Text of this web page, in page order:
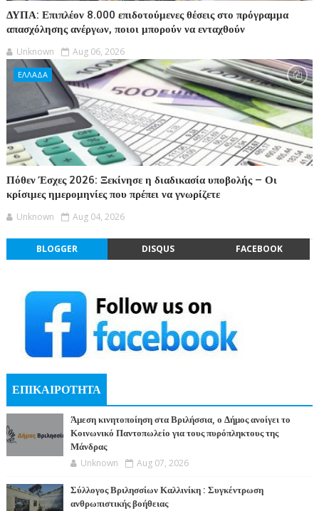
ΔΥΠΑ: Επιπλέον 8.000 επιδοτούμενες θέσεις στο πρόγραμμα
απασχόλησης ανέργων, ποιοι μπορούν να ενταχθούν
Unknown Aug 06, 2026
ΕΛΛΑΔΑ
Πόθεν Έσχες 2026: Ξεκίνησε η διαδικασία υποβολής – Οι
κρίσιμες ημερομηνίες που πρέπει να γνωρίζετε
Unknown Aug 04, 2026
BLOGGER DISQUS FACEBOOK
ΕΠΙΚΑΙΡΟΤΗΤΑ
Άμεση κινητοποίηση στα Βριλήσσια, ο Δήμος ανοίγει το
Κοινωνικό Παντοπωλείο για τους πυρόπληκτους της
Μάνδρας
Unknown Aug 07, 2026
Σύλλογος Βριλησσίων Καλλινίκη : Συγκέντρωση
ανθρωπιστικής βοήθειας